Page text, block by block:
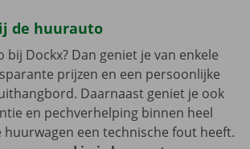
de huurauto
bij Dockx? Dan geniet je van enkele
prijzen en een persoonlijke
Daarnaast geniet je ook
en pechverhelping binnen heel
huurwagen een technische fout heeft.